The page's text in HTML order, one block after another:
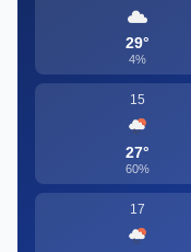
29°
4%
15
27°
60%
17